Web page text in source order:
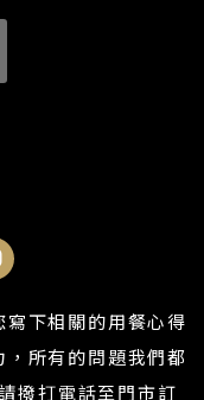
下相關的用餐心得
所有的問題我們都
撥打電話至門市訂